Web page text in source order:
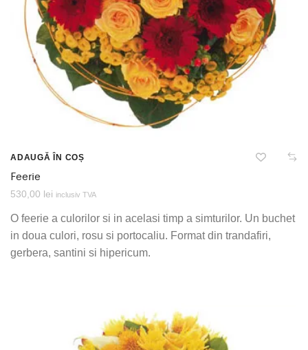
ADAUGĂ ÎN COȘ
Feerie
530,00 lei inclusiv TVA
O feerie a culorilor si in acelasi timp a simturilor. Un buchet
in doua culori, rosu si portocaliu. Format din trandafiri,
gerbera, santini si hipericum.